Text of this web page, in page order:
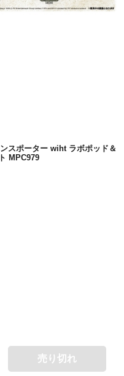
スポーター wiht ラボポッド＆
ト MPC979
売り切れ